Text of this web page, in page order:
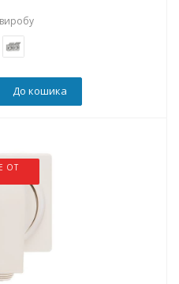
До кошика
ОТ